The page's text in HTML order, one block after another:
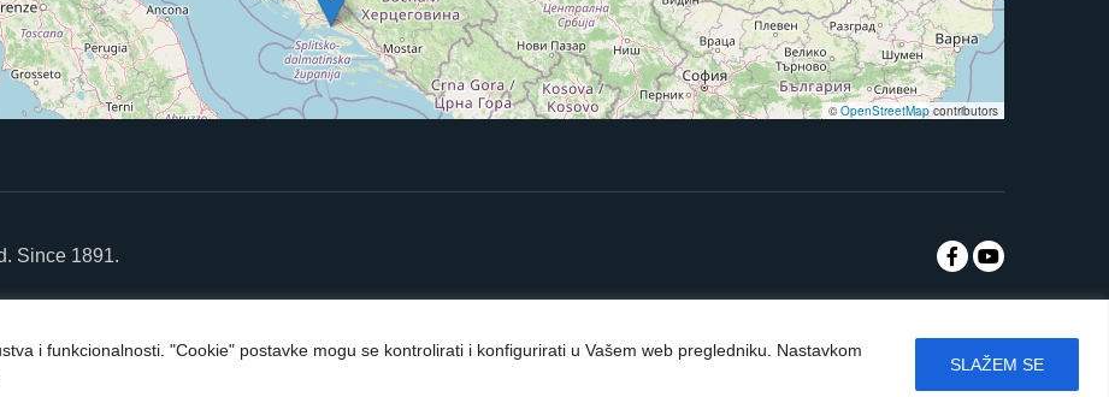
i funkcionalnosti. "Cookie" postavke mogu se kontrolirati i konfigurirati u Vašem web pregledniku. Nastavkom
SLAŽEM SE
©OpenStreetMapcontributors
Since 1891.